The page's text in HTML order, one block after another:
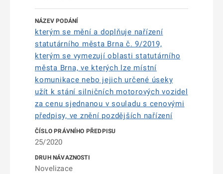
kterým se mění a doplňuje nařízení
statutárního města Brna č. 9/2019,
kterým se vymezují oblasti statutárního
města Brna, ve kterých lze místní
komunikace nebo jejich určené úseky
užít k stání silničních motorových vozidel
za cenu sjednanou v souladu s cenovými
předpisy, ve znění pozdějších nařízení
25/2020
Novelizace